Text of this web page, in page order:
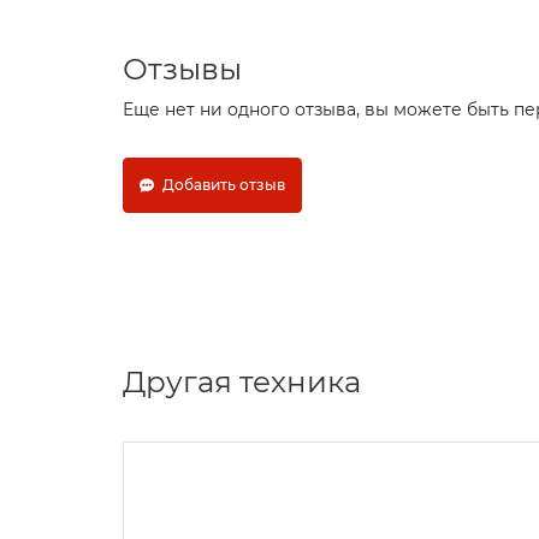
Отзывы
Еще нет ни одного отзыва, вы можете быть
Добавить отзыв
Другая техника